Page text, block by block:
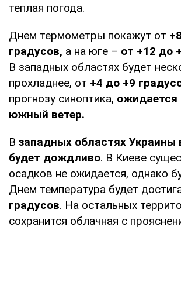
теплая погода.
Днем термометры покажут от
градусов, а на юге – от +12 до
В западных областях будет
прохладнее, от +4 до +9
прогнозу синоптика, ожидается
южный ветер.
В западных областях Украины
будет дождливо. В Киеве
осадков не ожидается, однако
Днем температура будет
градусов. На остальных
сохранится облачная с